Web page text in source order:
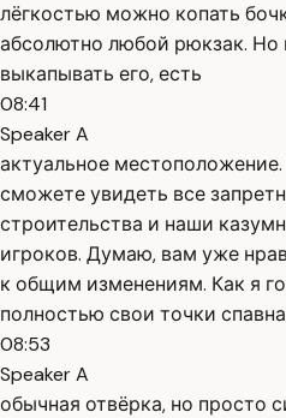
лёгкостью можно копать
абсолютно любой рюкзак. Но
выкапывать его, есть
08:41
Speaker A
актуальное
сможете увидеть все
строительства и наши
игроков. Думаю, вам уже
к общим изменениям. Как я
полностью свои точки
08:53
Speaker A
обычная отвёрка, но просто